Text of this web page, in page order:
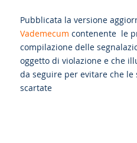
Pubblicata la versione
Vademecum contenente le
compilazione delle
oggetto di violazione e che
da seguire per evitare che le
scartate